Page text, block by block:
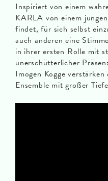
Inspiriert von einem
KARLA von einem
findet, für sich selbst
auch anderen eine
in ihrer ersten Rolle mit
unerschütterlicher
Imogen Kogge
Ensemble mit großer